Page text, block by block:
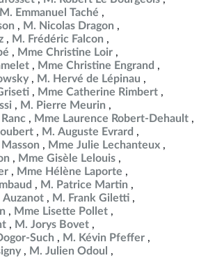
M. Emmanuel Taché
M. Nicolas Dragon
M. Frédéric Falcon
Mme Christine Loir
Mme Christine Engrand
M. Hervé de Lépinau
Mme Catherine Rimbert
M. Pierre Meurin
Mme Laurence Robert-Dehault
M. Auguste Evrard
Mme Julie Lechanteux
Mme Gisèle Lelouis
Mme Hélène Laporte
M. Patrice Martin
Auzanot
M. Frank Giletti
Mme Lisette Pollet
M. Jorys Bovet
Such
M. Kévin Pfeffer
M. Julien Odoul